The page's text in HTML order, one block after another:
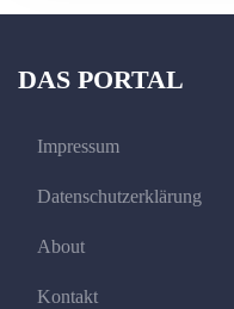
DAS PORTAL
Impressum
Datenschutzerklärung
About
Kontakt